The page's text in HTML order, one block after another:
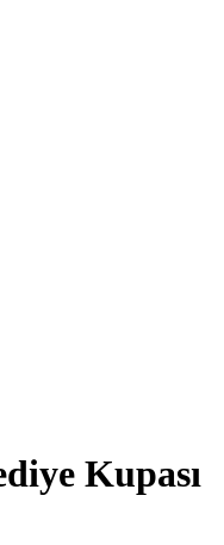
Kupası